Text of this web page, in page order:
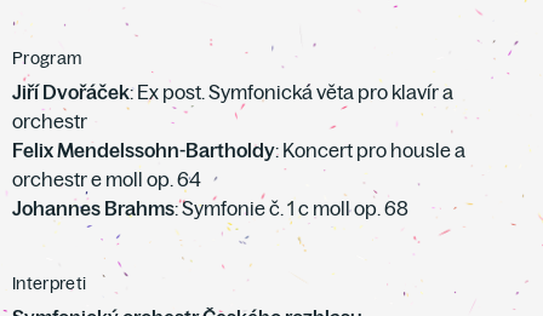
Program
Jiří Dvořáček: Ex post. Symfonická věta pro klavír a
orchestr
Felix Mendelssohn-Bartholdy: Koncert pro housle a
orchestr e moll op. 64
Johannes Brahms: Symfonie č. 1 c moll op. 68
Interpreti